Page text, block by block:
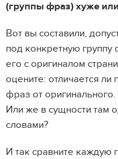
(группы фраз) хуже
Вот вы составили,
под конкретную группу
его с оригиналом
оцените: отличается ли
фраз от
Или же в сущности там
словами?
И так сравните каждую